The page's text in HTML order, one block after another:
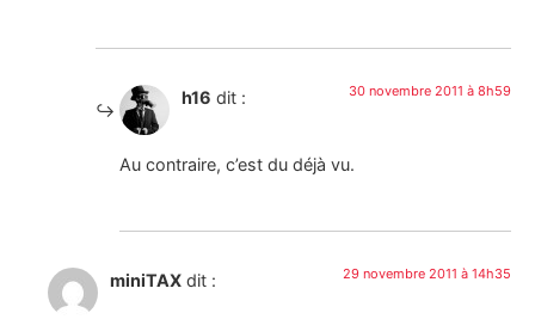
h16 dit : 30 novembre 2011 à 8h59
Au contraire, c’est du déjà vu.
miniTAX dit : 29 novembre 2011 à 14h35